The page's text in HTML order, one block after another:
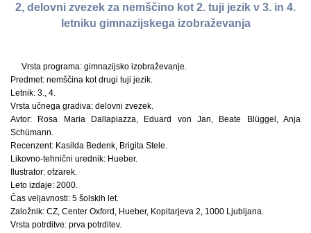
2, delovni zvezek za nemščino kot 2. tuji jezik v 3. in 4.
letniku gimnazijskega izobraževanja
Vrsta programa: gimnazijsko izobraževanje.
Predmet: nemščina kot drugi tuji jezik.
Letnik: 3., 4.
Vrsta učnega gradiva: delovni zvezek.
Avtor: Rosa Maria Dallapiazza, Eduard von Jan, Beate Blüggel, Anja
Schümann.
Recenzent: Kasilda Bedenk, Brigita Stele.
Likovno-tehnični urednik: Hueber.
Ilustrator: ofzarek.
Leto izdaje: 2000.
Čas veljavnosti: 5 šolskih let.
Založnik: CZ, Center Oxford, Hueber, Kopitarjeva 2, 1000 Ljubljana.
Vrsta potrditve: prva potrditev.